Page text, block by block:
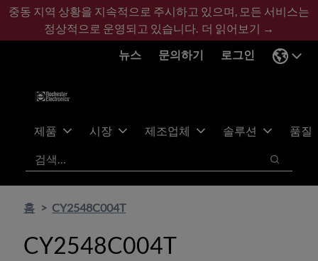
기
콘
바
글
중동 지역 상황을 지속적으로 주시하고 있으며, 모든 서비스는
정상적으로 운영되고 있습니다. 더 읽어보기 →
뉴스
문의하기 로그인
제품 시장 제조업체 솔루션
품질
검색
검색
홈 CY2548C004T
CY2548C004T